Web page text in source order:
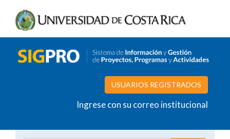
USUARIOS REGISTRADOS
Ingrese con su correo institucional